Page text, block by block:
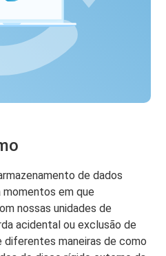
de dados
momentos em que
nossas unidades de
acidental ou exclusão de
maneiras de como